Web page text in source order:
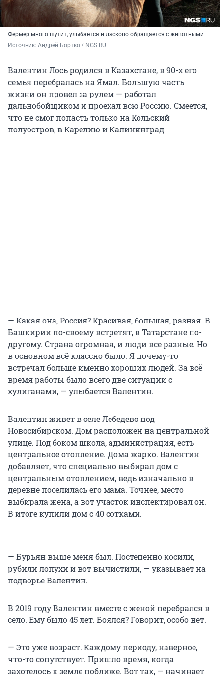
Фермер много шутит, улыбается и ласково обращается с животными
Источник: Андрей Бортко / NGS.RU
Валентин Лось родился в Казахстане, в 90-х его
семья перебралась на Ямал. Большую часть
жизни он провел за рулем — работал
дальнобойщиком и проехал всю Россию. Смеется,
что не смог попасть только на Кольский
полуостров, в Карелию и Калининград.
— Какая она, Россия? Красивая, большая, разная. В
Башкирии по-своему встретят, в Татарстане по-
другому. Страна огромная, и люди все разные. Но
в основном всё классно было. Я почему-то
встречал больше именно хороших людей. За всё
время работы было всего две ситуации с
хулиганами, — улыбается Валентин.
Валентин живет в селе Лебедево под
Новосибирском. Дом расположен на центральной
улице. Под боком школа, администрация, есть
центральное отопление. Дома жарко. Валентин
добавляет, что специально выбирал дом с
центральным отоплением, ведь изначально в
деревне поселилась его мама. Точнее, место
выбирала жена, а вот участок инспектировал он.
В итоге купили дом с 40 сотками.
— Бурьян выше меня был. Постепенно косили,
рубили лопухи и вот вычистили, — указывает на
подворье Валентин.
В 2019 году Валентин вместе с женой перебрался в
село. Ему было 45 лет. Боялся? Говорит, особо нет.
— Это уже возраст. Каждому периоду, наверное,
что-то сопутствует. Пришло время, когда
захотелось к земле поближе. Вот так, — начинает